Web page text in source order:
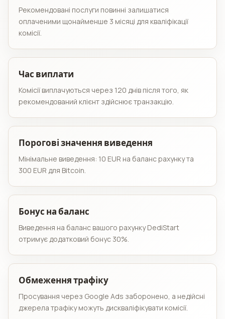
Рекомендовані послуги повинні залишатися
оплаченими щонайменше 3 місяці для кваліфікації
комісії.
Час виплати
Комісії виплачуються через 120 днів після того, як
рекомендований клієнт здійснює транзакцію.
Порогові значення виведення
Мінімальне виведення: 10 EUR на баланс рахунку та
300 EUR для Bitcoin.
Бонус на баланс
Виведення на баланс вашого рахунку DediStart
отримує додатковий бонус 30%.
Обмеження трафіку
Просування через Google Ads заборонено, а недійсні
джерела трафіку можуть дискваліфікувати комісії.